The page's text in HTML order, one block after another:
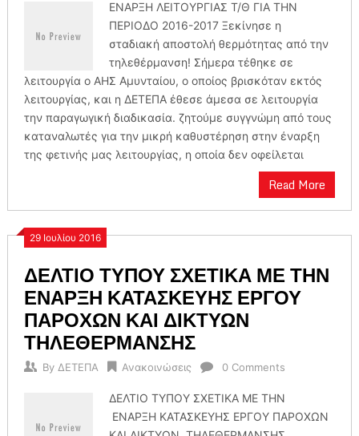
ΕΝΑΡΞΗ ΛΕΙΤΟΥΡΓΙΑΣ Τ/Θ ΓΙΑ ΤΗΝ
ΠΕΡΙΟΔΟ 2016-2017 Ξεκίνησε η
σταδιακή αποστολή θερμότητας από την
τηλεθέρμανση! Σήμερα τέθηκε σε
λειτουργία ο ΑΗΣ Αμυνταίου, ο οποίος βρισκόταν εκτός
λειτουργίας, και η ΔΕΤΕΠΑ έθεσε άμεσα σε λειτουργία
την παραγωγική διαδικασία. ζητούμε συγγνώμη από τους
καταναλωτές για την μικρή καθυστέρηση στην έναρξη
της φετινής μας λειτουργίας, η οποία δεν οφείλεται
Read More
29 Ιουλίου 2016
ΔΕΛΤΙΟ ΤΥΠΟΥ ΣΧΕΤΙΚΑ ΜΕ ΤΗΝ
ΕΝΑΡΞΗ ΚΑΤΑΣΚΕΥΗΣ ΕΡΓΟΥ
ΠΑΡΟΧΩΝ ΚΑΙ ΔΙΚΤΥΩΝ
ΤΗΛΕΘΕΡΜΑΝΣΗΣ
By ΔΕΤΕΠΑ Ανακοινώσεις 0 Comments
ΔΕΛΤΙΟ ΤΥΠΟΥ ΣΧΕΤΙΚΑ ΜΕ ΤΗΝ
ΕΝΑΡΞΗ ΚΑΤΑΣΚΕΥΗΣ ΕΡΓΟΥ ΠΑΡΟΧΩΝ